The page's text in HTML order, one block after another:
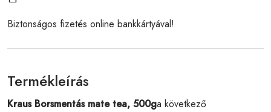
Biztonságos fizetés online bankkártyával!
Termékleírás
Kraus Borsmentás mate tea, 500ga következő